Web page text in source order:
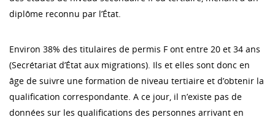
diplôme reconnu par l’État.
Environ 38% des titulaires de permis F ont entre 20 et 34 ans
(Secrétariat d’État aux migrations). Ils et elles sont donc en
âge de suivre une formation de niveau tertiaire et d’obtenir la
qualification correspondante. A ce jour, il n’existe pas de
données sur les qualifications des personnes arrivant en